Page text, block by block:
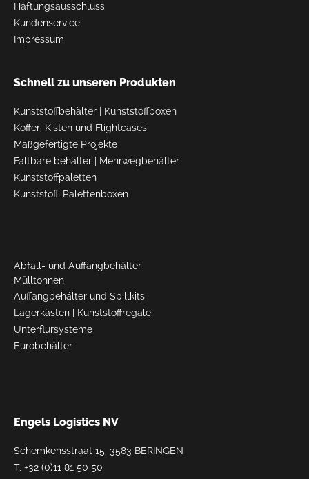
Haftungsausschluss
Kundenservice
Impressum
Schnell zu unseren Produkten
Kunststoffbehälter
Kunststoffboxen
Koffer, Kisten und Flightcases
Maßgefertigte Projekte
Faltbare behälter
Mehrwegbehälter
Kunststoffpaletten
Kunststoff-Palettenboxen
Abfall- und Auffangbehälter
Mülltonnen
Auffangbehälter und Spillkits
Lagerkästen
Kunststoffregale
Unterflursysteme
Eurobehälter
Engels Logistics NV
Schemkensstraat 15, 3583 BERINGEN
T. +32 (0)11 81 50 50